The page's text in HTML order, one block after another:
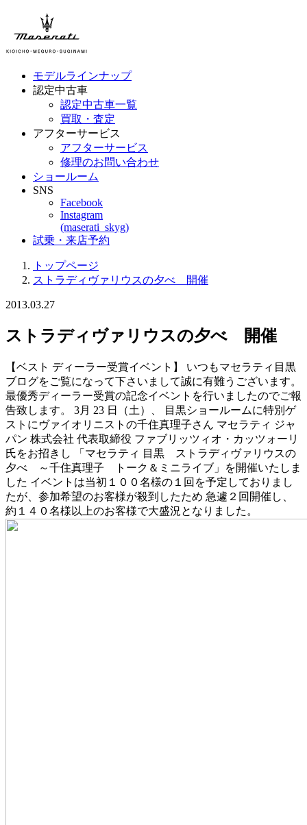
モデルラインナップ
認定中古車
認定中古車一覧
買取・査定
アフターサービス
アフターサービス
修理のお問い合わせ
ショールーム
SNS
Facebook
Instagram
(maserati_skyg)
試乗・来店予約
トップページ
ストラディヴァリウスの夕べ 開催
2013.03.27
ストラディヴァリウスの夕べ 開催
【ベスト ディーラー受賞イベント】 いつもマセラティ目黒
ブログをご覧になって下さいまして誠に有難うございます。
最優秀ディーラー受賞の記念イベントを行いましたのでご報
告致します。 3月 23 日（土）、 目黒ショールームに特別ゲ
ストにヴァイオリニストの千住真理子さん マセラティ ジャ
パン 株式会社 代表取締役 ファブリッツィオ・カッツォーリ
氏をお招きし 「マセラティ 目黒 ストラディヴァリウスの
夕べ ～千住真理子 トーク＆ミニライブ」を開催いたしま
した イベントは当初１００名様の１回を予定しておりまし
たが、参加希望のお客様が殺到したため 急遽２回開催し、
約１４０名様以上のお客様で大盛況となりました。